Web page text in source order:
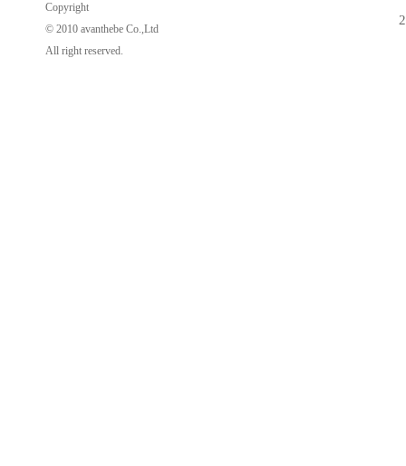
Copyright
© 2010 avanthebe Co.,Ltd
All right reserved.